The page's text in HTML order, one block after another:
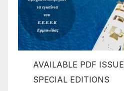
AVAILABLE PDF
SPECIAL EDITIONS